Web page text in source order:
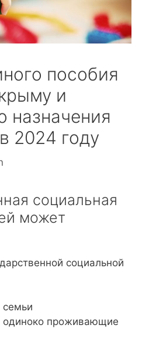
пособия
и
назначения
2024 году
социальная
может
социальной
проживающие